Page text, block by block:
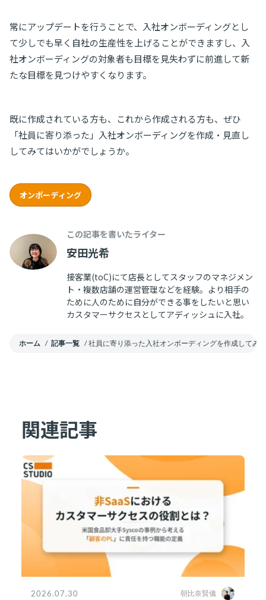
常にアップデートを行うことで、入社オンボーディングとし
て少しでも早く自社の生産性を上げることができますし、入
社オンボーディングの対象者も目標を見失わずに前進して新
たな目標を見つけやすくなります。
既に作成されている方も、これから作成される方も、ぜひ
「社員に寄り添った」入社オンボーディングを作成・見直し
してみてはいかがでしょうか。
オンボーディング
この記事を書いたライター
安田光希
接客業(toC)にて店長としてスタッフのマネジメン
ト・複数店舗の運営管理などを経験。より相手の
ために人のために自分ができる事をしたいと思い
カスタマーサクセスとしてアディッシュに入社。
ホーム / 記事一覧 /社員に寄り添った入社オンボーディングを作成してみ
関連記事
2026.07.30 朝比奈賢儀